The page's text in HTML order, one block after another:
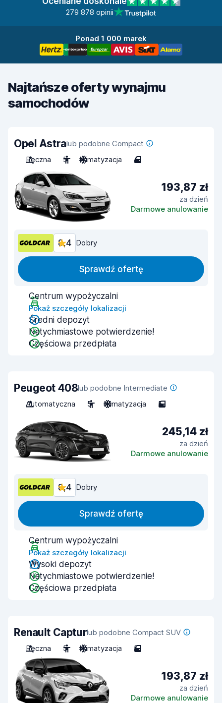
279 878 opinii
Ponad 1 000 marek
Najtańsze oferty wynajmu
samochodów
Opel Astralub podobne Compact
Ręczna
5 Klimatyzacja 4
193,87 zł
za dzień
Darmowe anulowanie
8,4 Dobry
Sprawdź ofertę
Centrum wypożyczalni
Pokaż szczegóły lokalizacji
Średni depozyt
Natychmiastowe potwierdzenie!
Częściowa przedpłata
Peugeot 408lub podobne Intermediate
Automatyczna
5 Klimatyzacja 5
245,14 zł
za dzień
Darmowe anulowanie
8,4 Dobry
Sprawdź ofertę
Centrum wypożyczalni
Pokaż szczegóły lokalizacji
Wysoki depozyt
Natychmiastowe potwierdzenie!
Częściowa przedpłata
Renault Capturlub podobne Compact SUV
Ręczna
5 Klimatyzacja 5
193,87 zł
za dzień
Darmowe anulowanie